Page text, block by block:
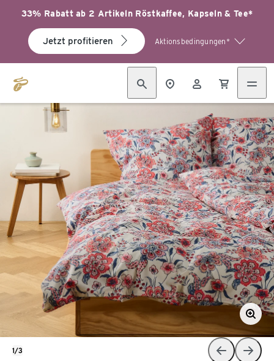
33% Rabatt ab 2 Artikeln Röstkaffee, Kapseln & Tee*
Jetzt profitieren Aktionsbedingungen*
1/3